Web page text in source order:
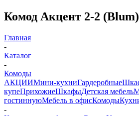
Комод Акцент 2-2 (Blum)
Главная
-
Каталог
-
Комоды
АКЦИИМини-кухниГардеробные
купеПрихожиеШкафыДетская мебель
гостиннуюМебель в офисКомоды
-